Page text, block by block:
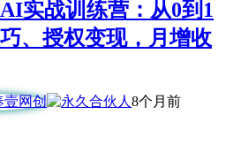
实战训练营：从0到1
、授权变现，月增收
8个月前